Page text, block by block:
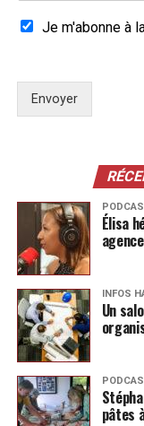
Je m'abonne à
Envoyer
Élisa
INFOS
Un
pâtes